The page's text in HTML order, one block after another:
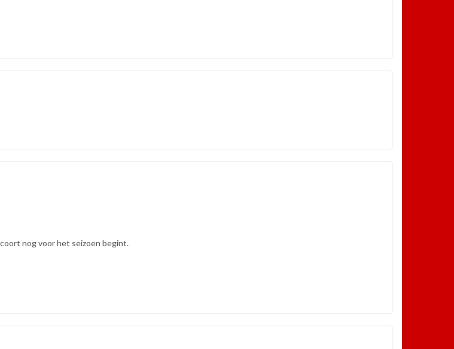
nog voor het seizoen begint.